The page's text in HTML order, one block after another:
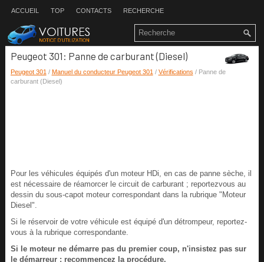
ACCUEIL TOP CONTACTS RECHERCHE
Peugeot 301: Panne de carburant (Diesel)
Peugeot 301 / Manuel du conducteur Peugeot 301 / Vérifications / Panne de
carburant (Diesel)
Pour les véhicules équipés d'un moteur HDi, en cas de panne sèche, il
est nécessaire de réamorcer le circuit de carburant ; reportezvous au
dessin du sous-capot moteur correspondant dans la rubrique "Moteur
Diesel".
Si le réservoir de votre véhicule est équipé d'un détrompeur, reportez-
vous à la rubrique correspondante.
Si le moteur ne démarre pas du premier coup, n'insistez pas sur
le démarreur ; recommencez la procédure.